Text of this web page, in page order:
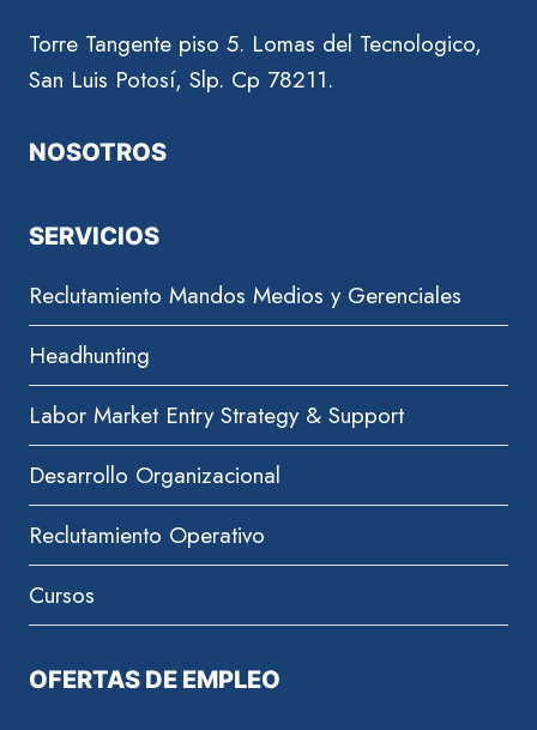
Torre Tangente piso 5. Lomas del Tecnologico,
San Luis Potosí, Slp. Cp 78211.
NOSOTROS
SERVICIOS
Reclutamiento Mandos Medios y Gerenciales
Headhunting
Labor Market Entry Strategy & Support
Desarrollo Organizacional
Reclutamiento Operativo
Cursos
OFERTAS DE EMPLEO